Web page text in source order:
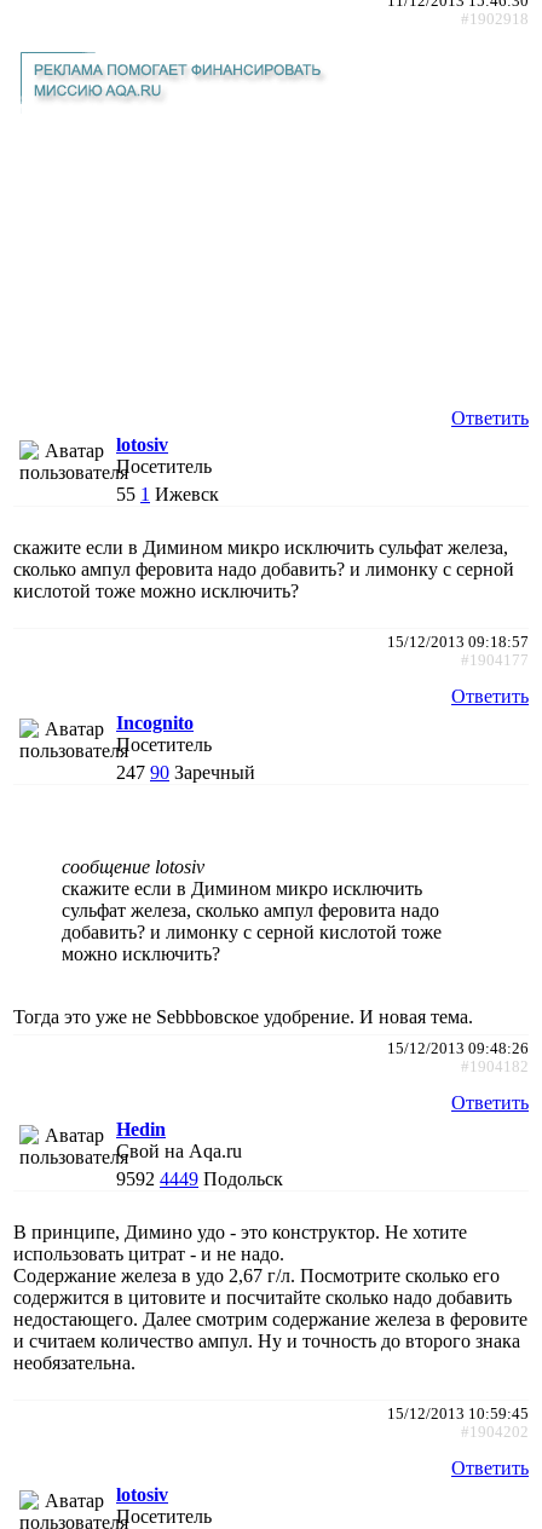
#1902918
Ответить
lotosiv
Посетитель
55 1 Ижевск
скажите если в Димином микро исключить сульфат железа,
сколько ампул феровита надо добавить? и лимонку с серной
кислотой тоже можно исключить?
15/12/2013 09:18:57
#1904177
Ответить
Incognito
Посетитель
247 90 Заречный
сообщение lotosiv
скажите если в Димином микро исключить
сульфат железа, сколько ампул феровита надо
добавить? и лимонку с серной кислотой тоже
можно исключить?
Тогда это уже не Sebbbовское удобрение. И новая тема.
15/12/2013 09:48:26
#1904182
Ответить
Hedin
Свой на Aqa.ru
9592 4449 Подольск
В принципе, Димино удо - это конструктор. Не хотите
использовать цитрат - и не надо.
Содержание железа в удо 2,67 г/л. Посмотрите сколько его
содержится в цитовите и посчитайте сколько надо добавить
недостающего. Далее смотрим содержание железа в феровите
и считаем количество ампул. Ну и точность до второго знака
необязательна.
15/12/2013 10:59:45
#1904202
Ответить
lotosiv
Посетитель